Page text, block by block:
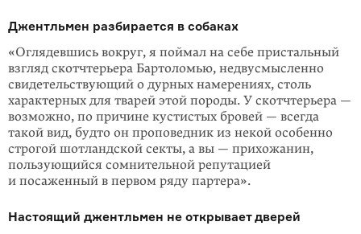
Джентльмен разбирается в собаках
«Оглядевшись вокруг, я поймал на себе пристальный
взгляд скотчтерьера Бартоломью, недвусмысленно
свидетельствующий о дурных намерениях, столь
характерных для тварей этой породы. У скотчтерьера —
возможно, по причине кустистых бровей — всегда
такой вид, будто он проповедник из некой особенно
строгой шотландской секты, а вы — прихожанин,
пользующийся сомнительной репутацией
и посаженный в первом ряду партера».
Настоящий джентльмен не открывает дверей